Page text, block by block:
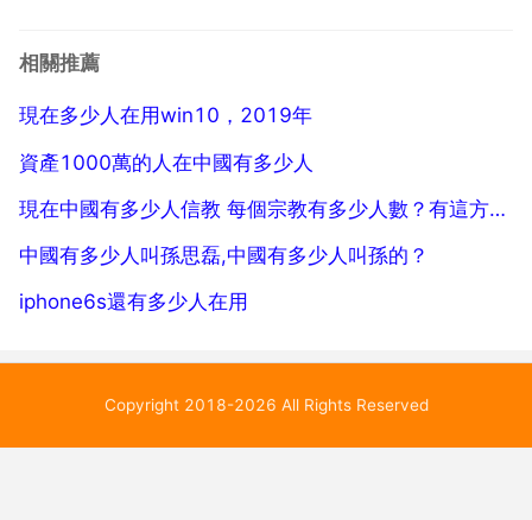
知道了，不過多是多，就不知道真正買東西的人有多
相關推薦
現在多少人在用win10，2019年
資產1000萬的人在中國有多少人
現在中國有多少人信教 每個宗教有多少人數？有這方面的統計嗎
中國有多少人叫孫思磊,中國有多少人叫孫的？
iphone6s還有多少人在用
Copyright 2018-2026 All Rights Reserved